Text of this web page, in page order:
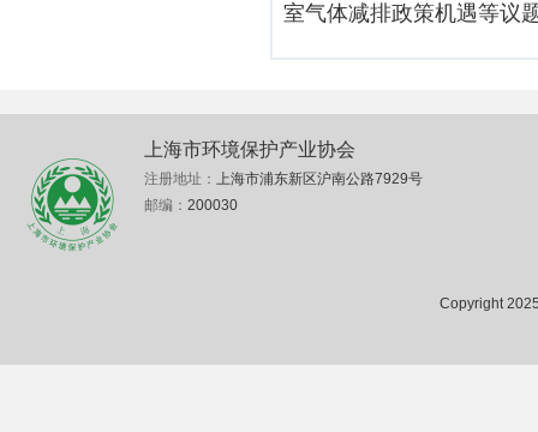
室气体减排政策机遇等议
上海市环境保护产业协会
注册地址： 上海市浦东新区沪南公路7929号
邮编： 200030
Copyright